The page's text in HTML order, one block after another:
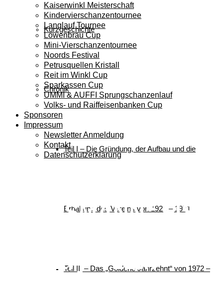
Kurzgeschichte
Chronik
Teil I – Die Gründung, der Aufbau und die
Erhaltung des Vereins von 1921 – 1971
Teil II – Das „Goldene Jahrzehnt“ von 1972 –
Kaiserwinkl Meisterschaft
Kindervierschanzentournee
Langlauf Tournee
Löwenbräu Cup
Mini-Vierschanzentournee
Noords Festival
Petrusquellen Kristall
Reit im Winkl Cup
Sparkassen Cup
UMMI & AUFFI Sprungschanzenlauf
Volks- und Raiffeisenbanken Cup
Sponsoren
Impressum
Newsletter Anmeldung
Kontakt
Datenschutzerklärung
„VIESSMANN“ FIS
Country – 12th